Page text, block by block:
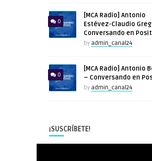
0
[MCA Radio] Antonio
Estévez-Claudio
Conversando en
by admin_canal24
0
[MCA Radio] Antonio
– Conversando en
by admin_canal24
¡SUSCRÍBETE!